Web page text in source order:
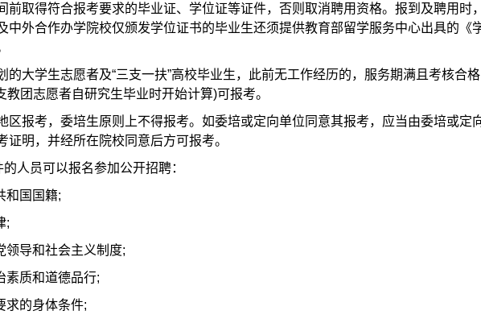
前取得符合报考要求的毕业证、学位证等证件，否则取消聘用资格。报到及聘用时
中外合作办学院校仅颁发学位证书的毕业生还须提供教育部留学服务中心出具的《
的大学生志愿者及“三支一扶”高校毕业生，此前无工作经历的，服务期满且考核合格
教团志愿者自研究生毕业时开始计算)可报考。
区报考，委培生原则上不得报考。如委培或定向单位同意其报考，应当由委培或定
证明，并经所在院校同意后方可报考。
人员可以报名参加公开招聘：
和国国籍;
;
领导和社会主义制度;
素质和道德品行;
求的身体条件;